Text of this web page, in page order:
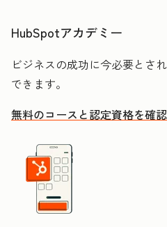
HubSpotアカデミー
ビジネスの成功に今必要とさ
できます。
無料のコースと認定資格を確